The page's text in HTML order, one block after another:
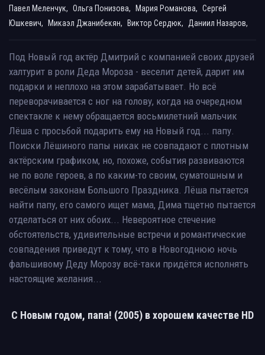
Павел Меленчук, Ольга Понизова, Мария Романова, Сергей
Юшкевич,
Микаэл Джанибекян, Виктор Сердюк, Даниил Назаров,
Под Новый год актёр Дмитрий с компанией своих друзей
халтурит в роли Деда Мороза - веселит детей, дарит им
подарки и неплохо на этом зарабатывает. Но всё
переворачивается с ног на голову, когда на очередном
спектакле к нему обращается восьмилетний мальчик
Лёша с просьбой подарить ему на Новый год... папу.
Поиски Лёшиного папы никак не совпадают с плотным
актёрским графиком, но, похоже, события развиваются
не по воле героев, а по каким-то своим, суматошным и
весёлым законам Большого Праздника. Лёша пытается
найти папу, его самого ищет мама, Дима тщетно пытается
отделаться от них обоих... Невероятное стечение
обстоятельств, удивительные встречи и романтические
совпадения приведут к тому, что в Новогоднюю ночь
фальшивому Деду Морозу всё-таки придётся исполнять
настоящие желания...
С Новым годом, папа! (2005) в хорошем качестве HD